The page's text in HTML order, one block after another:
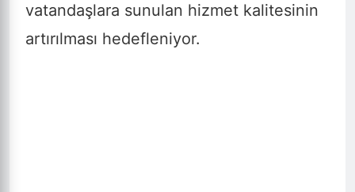
vatandaşlara sunulan hizmet kalitesinin
artırılması hedefleniyor.